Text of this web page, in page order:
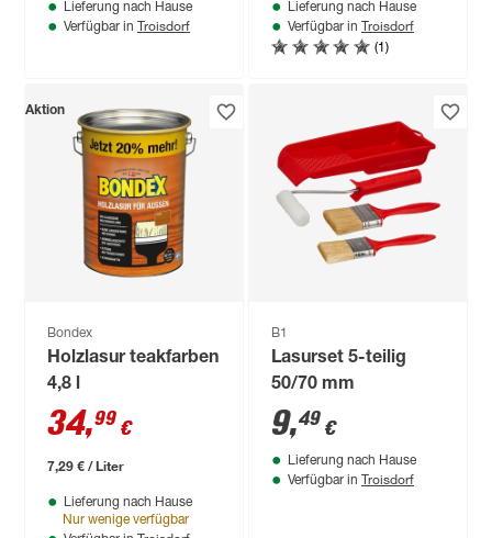
Lieferung nach Hause
Verfügbar in Troisdorf
Lieferung nach Hause
Verfügbar in Troisdorf
(1)
Aktion
Bondex
Holzlasur teakfarben
4,8 l
34,99 €
7,29 € / Liter
Lieferung nach Hause
Nur wenige verfügbar
B1
Lasurset 5-teilig
50/70 mm
9,49 €
Lieferung nach Hause
Verfügbar in Troisdorf